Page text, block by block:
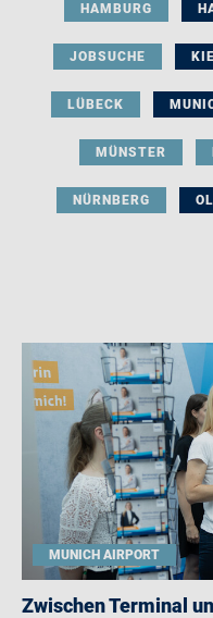
HAMBURG
JOBSUCHE
LÜBECK
MÜNSTER
NÜRNBERG
MUNICH AIRPORT
Zwischen Terminal